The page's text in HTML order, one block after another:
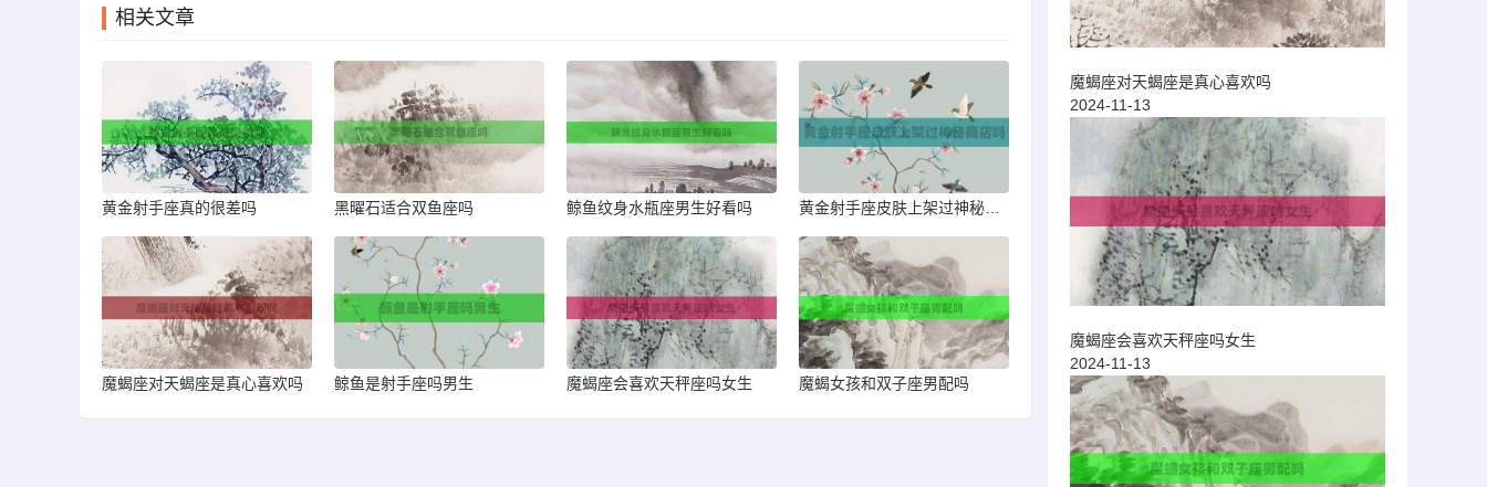
相关文章
黄金射手座真的很差吗 黑曜石适合双鱼座吗 鲸鱼纹身水瓶座男生好看吗
魔蝎座对天蝎座是真心喜欢吗 鲸鱼是射手座吗男生 魔蝎座会喜欢天秤座吗女生 魔蝎女孩和双子座男配吗
魔蝎座对天蝎座是真心喜欢吗
2024-11-13
魔蝎座会喜欢天秤座吗女生
2024-11-13